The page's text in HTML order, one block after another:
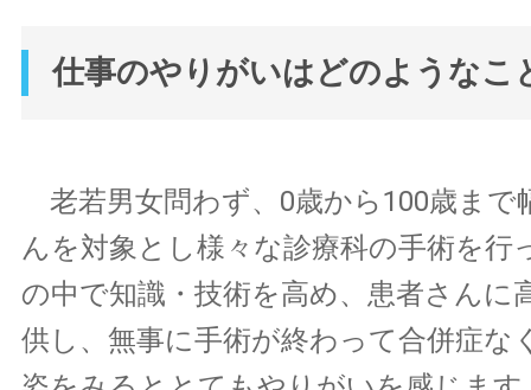
仕事のやりがいはどのようなこ
老若男女問わず、0歳から100歳まで
んを対象とし様々な診療科の手術を行
の中で知識・技術を高め、患者さんに
供し、無事に手術が終わって合併症な